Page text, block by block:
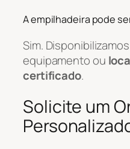
A empilhadeira pode
Sim.
equipamento ou
certificado.
Solicite um